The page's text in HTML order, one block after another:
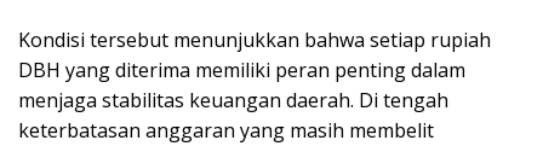
Kondisi tersebut menunjukkan bahwa setiap rupiah
DBH yang diterima memiliki peran penting dalam
menjaga stabilitas keuangan daerah. Di tengah
keterbatasan anggaran yang masih membelit